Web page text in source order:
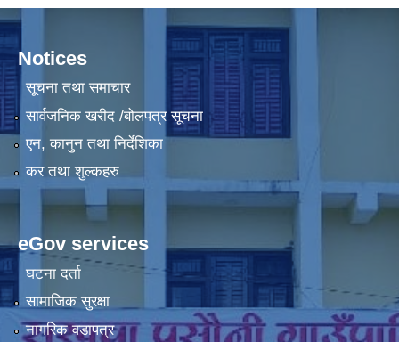
Notices
सूचना तथा समाचार
सार्वजनिक खरीद /बोलपत्र सूचना
एन, कानुन तथा निर्देशिका
कर तथा शुल्कहरु
eGov services
घटना दर्ता
सामाजिक सुरक्षा
नागरिक वडापत्र